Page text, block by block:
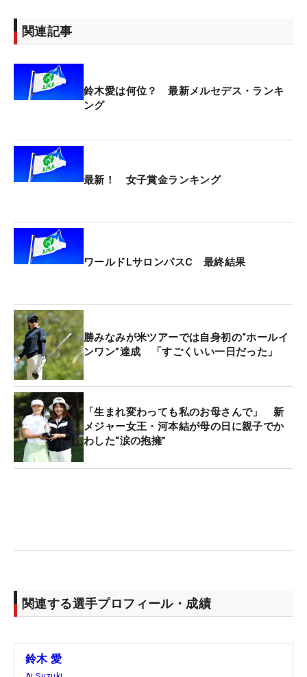
関連記事
鈴木愛は何位？ 最新メルセデス・ランキ
ング
最新！ 女子賞金ランキング
ワールドLサロンパスC 最終結果
勝みなみが米ツアーでは自身初の“ホールイ
ンワン”達成 「すごくいい一日だった」
「生まれ変わっても私のお母さんで」 新
メジャー女王・河本結が母の日に親子でか
わした“涙の抱擁”
関連する選手プロフィール・成績
鈴木 愛